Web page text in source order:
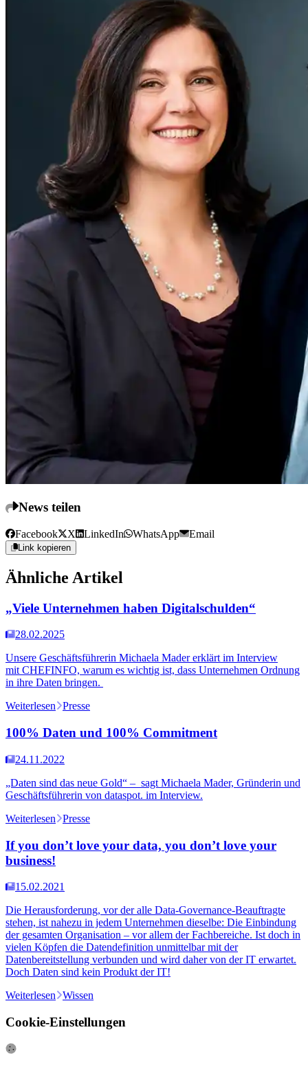
News teilen
Facebook X LinkedIn WhatsApp Email
Link kopieren
Ähnliche Artikel
„Viele Unternehmen haben Digitalschulden“
28.02.2025
Unsere Geschäftsführerin Michaela Mader erklärt im Interview
mit CHEFINFO, warum es wichtig ist, dass Unternehmen Ordnung
in ihre Daten bringen.
Weiterlesen Presse
100% Daten und 100% Commitment
24.11.2022
„Daten sind das neue Gold“ – sagt Michaela Mader, Gründerin und
Geschäftsführerin von dataspot. im Interview.
Weiterlesen
Presse
If you don’t love your data, you don’t love your
business!
15.02.2021
Die Herausforderung, vor der alle Data-Governance-Beauftragte
stehen, ist nahezu in jedem Unternehmen dieselbe: Die Einbindung
der gesamten Organisation – vor allem der Fachbereiche. Ist doch in
vielen Köpfen die Datendefinition unmittelbar mit der
Datenbereitstellung verbunden und wird daher von der IT erwartet.
Doch Daten sind kein Produkt der IT!
Weiterlesen
Wissen
Cookie-Einstellungen